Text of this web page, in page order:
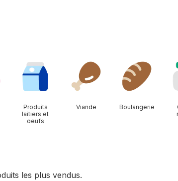
Produits
laitiers et
oeufs
Viande Boulangerie
les plus vendus.